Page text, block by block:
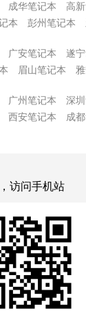
成华笔记本 高
本 彭州笔记本
广安笔记本 遂
眉山笔记本
广州笔记本 深
西安笔记本 成
访问手机站